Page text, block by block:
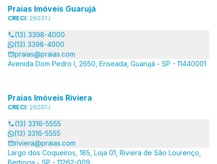
Praias Imóveis Guarujá
CRECI: 26037J
(13) 3398-4000
(13) 3398-4000
praias@praias.com
Avenida Dom Pedro I, 2650, Enseada, Guarujá - SP - 11440001
Praias Imóveis Riviera
CRECI: 26037J
(13) 3316-5555
(13) 3316-5555
riviera@praias.com
Largo dos Coqueiros, 185, Loja 01, Riviera de São Lourenço,
Bertioga - SP - 11262-009